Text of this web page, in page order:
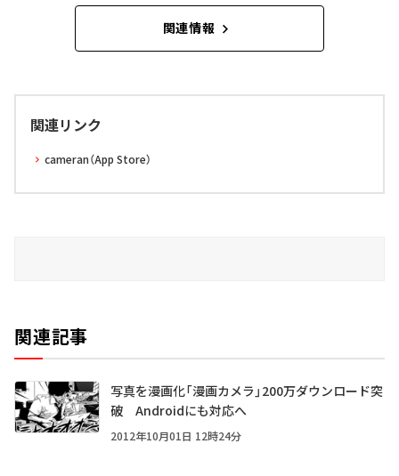
関連情報
関連リンク
cameran（App Store）
関連記事
写真を漫画化「漫画カメラ」200万ダウンロード突
破 Androidにも対応へ
2012年10月01日 12時24分